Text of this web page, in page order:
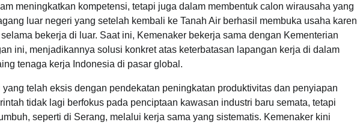
meningkatkan kompetensi, tetapi juga dalam membentuk calon wirausaha yang
luar negeri yang setelah kembali ke Tanah Air berhasil membuka usaha
bekerja di luar. Saat ini, Kemenaker bekerja sama dengan Kementerian
ini, menjadikannya solusi konkret atas keterbatasan lapangan kerja di dalam
tenaga kerja Indonesia di pasar global.
telah eksis dengan pendekatan peningkatan produktivitas dan penyiapan
tidak lagi berfokus pada penciptaan kawasan industri baru semata, tetapi
seperti di Serang, melalui kerja sama yang sistematis. Kemenaker kini